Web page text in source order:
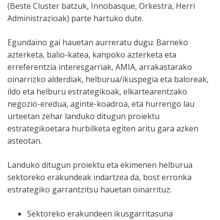
(Beste Cluster batzuk, Innobasque, Orkestra, Herri
Administrazioak) parte hartuko dute.
Egundaino gai hauetan aurreratu dugu: Barneko
azterketa, balio-katea, kanpoko azterketa eta
erreferentzia interesgarriak, AMIA, arrakastarako
oinarrizko alderdiak, helburua/ikuspegia eta baloreak,
ildo eta helburu estrategikoak, elkartearentzako
negozio-eredua, aginte-koadroa, eta hurrengo lau
urteetan zehar landuko ditugun proiektu
estrategikoetara hurbilketa egiten aritu gara azken
asteotan.
Landuko ditugun proiektu eta ekimenen helburua
sektoreko erakundeak indartzea da, bost erronka
estrategiko garrantzitsu hauetan oinarrituz:
Sektoreko erakundeen ikusgarritasuna